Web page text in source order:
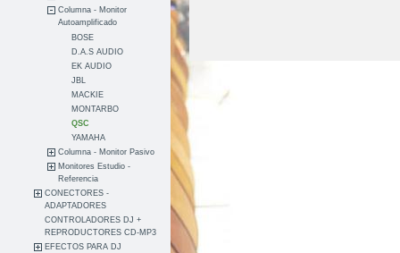
Columna - Monitor
Autoamplificado
BOSE
D.A.S AUDIO
EK AUDIO
JBL
MACKIE
MONTARBO
QSC
YAMAHA
Columna - Monitor Pasivo
Monitores Estudio -
Referencia
CONECTORES -
ADAPTADORES
CONTROLADORES DJ +
REPRODUCTORES CD-MP3
EFECTOS PARA DJ